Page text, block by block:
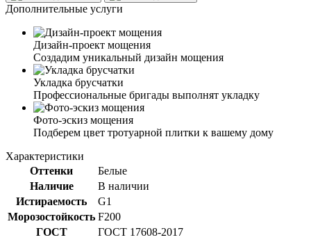
Дополнительные услуги
Дизайн-проект мощения
Создадим уникальный дизайн мощения
Укладка брусчатки
Профессиональные бригады выполнят укладку
Фото-эскиз мощения
Подберем цвет тротуарной плитки к вашему дому
Характеристики
Оттенки
Белые
Наличие
В наличии
Истираемость
G1
Морозостойкость F200
ГОСТ
ГОСТ 17608-2017